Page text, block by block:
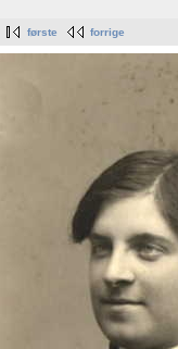
første forrige